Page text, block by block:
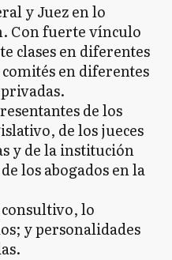
y Juez en lo
Con fuerte vínculo
clases en diferentes
en diferentes
de los
de los jueces
y de la institución
los abogados en la
lo
y personalidades